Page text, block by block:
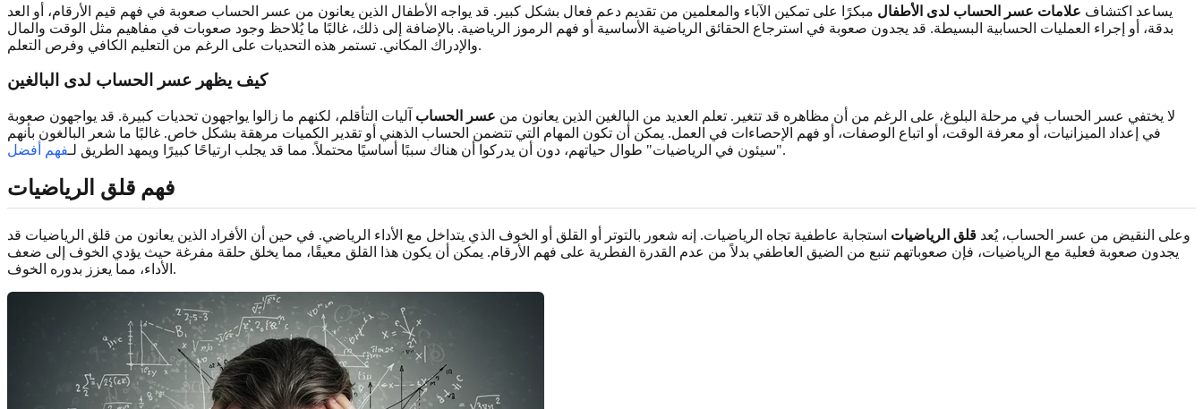
يساعد اكتشاف علامات عسر الحساب لدى الأطفال مبكرًا على تمكين الآباء والمعلمين من تقديم دعم فعال بشكل كبير. قد يواجه الأطفال الذين يعانون من عسر الحساب صعوبة في فهم قيم الأرقام، أو العد
بدقة، أو إجراء العمليات الحسابية البسيطة. قد يجدون صعوبة في استرجاع الحقائق الرياضية الأساسية أو فهم الرموز الرياضية. بالإضافة إلى ذلك، غالبًا ما يُلاحظ وجود صعوبات في مفاهيم مثل الوقت والمال
والإدراك المكاني. تستمر هذه التحديات على الرغم من التعليم الكافي وفرص التعلم.
كيف يظهر عسر الحساب لدى البالغين
لا يختفي عسر الحساب في مرحلة البلوغ، على الرغم من أن مظاهره قد تتغير. تعلم العديد من البالغين الذين يعانون من عسر الحساب آليات التأقلم، لكنهم ما زالوا يواجهون تحديات كبيرة. قد يواجهون صعوبة
في إعداد الميزانيات، أو معرفة الوقت، أو اتباع الوصفات، أو فهم الإحصاءات في العمل. يمكن أن تكون المهام التي تتضمن الحساب الذهني أو تقدير الكميات مرهقة بشكل خاص. غالبًا ما شعر البالغون بأنهم
"سيئون في الرياضيات" طوال حياتهم، دون أن يدركوا أن هناك سببًا أساسيًا محتملاً. مما قد يجلب ارتياحًا كبيرًا ويمهد الطريق لـفهم أفضل .
فهم قلق الرياضيات
وعلى النقيض من عسر الحساب، يُعد قلق الرياضيات استجابة عاطفية تجاه الرياضيات. إنه شعور بالتوتر أو القلق أو الخوف الذي يتداخل مع الأداء الرياضي. في حين أن الأفراد الذين يعانون من قلق الرياضيات قد
يجدون صعوبة فعلية مع الرياضيات، فإن صعوباتهم تنبع من الضيق العاطفي بدلاً من عدم القدرة الفطرية على فهم الأرقام. يمكن أن يكون هذا القلق معيقًا، مما يخلق حلقة مفرغة حيث يؤدي الخوف إلى ضعف
الأداء، مما يعزز بدوره الخوف.